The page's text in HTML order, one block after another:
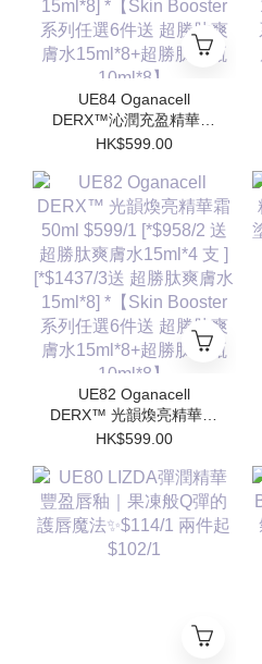
UE84 Oganacell
DERX™沁潤充盈精華霜
$599/1 ｜[*$958/2 送超
[*$1437/3送 超勝肽爽膚
水15ml*8] *【Skin
Booster 系列任選6件送
超勝肽爽膚水15ml*8+超
勝肽安瓶10ml*8】
HK$599.00
UE82 Oganacell
DERX™ 光韻煥亮精華霜
50ml $599/1 [*$958/2 送
[*$1437/3送 超勝肽爽膚
水15ml*8] *【Skin
Booster 系列任選6件送
超勝肽爽膚水15ml*8+超
勝肽安瓶10ml*8】
HK$599.00